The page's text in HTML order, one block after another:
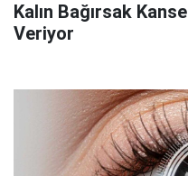
Kalın Bağırsak
Veriyor